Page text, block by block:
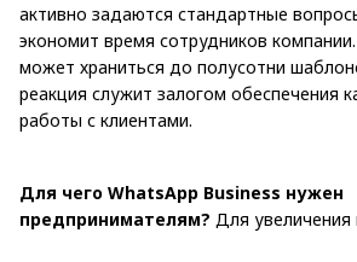
активно задаются стандартные
экономит время сотрудников
может храниться до полусотни
реакция служит залогом обеспечения
работы с клиентами.
Для чего WhatsApp Business нужен
предпринимателям? Для